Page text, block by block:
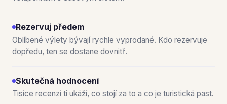
Rezervuj předem
Oblíbené výlety bývají rychle vyprodané. Kdo rezervuje
dopředu, ten se dostane dovnitř.
Skutečná hodnocení
Tisíce recenzí ti ukáží, co stojí za to a co je turistická past.